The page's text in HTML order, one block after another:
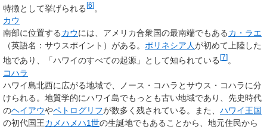
特徴として挙げられる[6]。
カウ
南部に位置するカウには、アメリカ合衆国の最南端でもあるカ・ラエ
（英語名：サウスポイント）がある。 ポリネシア人が初めて上陸した
地であり、「ハワイのすべての起源」として知られている [7] 。
コハラ
ハワイ島北西に広がる地域で、ノース・コハラとサウス・コハラに分
けられる。地質学的にハワイ島でもっとも古い地域であり、先史時代
のヘイアウやペトログリフが数多く残されている。また、 ハワイ王国
の初代国王カメハメハ1世の生誕地でもあることから、地元住民から